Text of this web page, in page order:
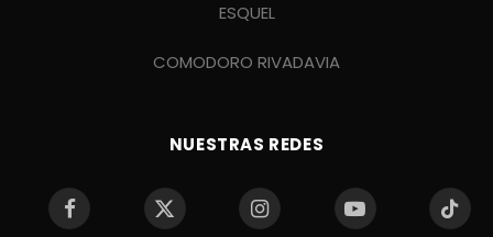
ESQUEL
COMODORO RIVADAVIA
NUESTRAS REDES
Facebook
X
Instagram YouTube